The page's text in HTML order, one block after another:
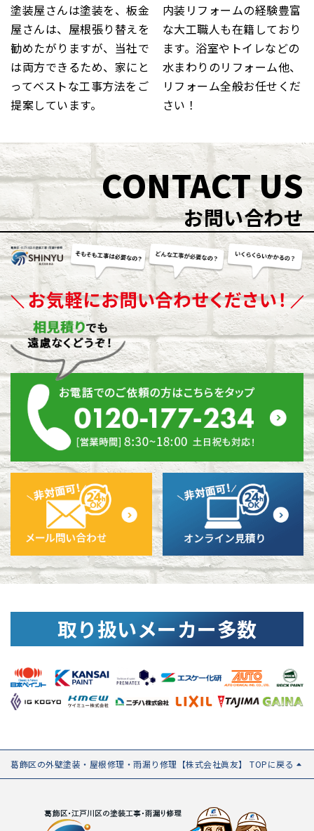
塗装屋さんは塗装を、板金
屋さんは、屋根張り替えを
勧めたがりますが、当社で
は両方できるため、家にと
ってベストな工事方法をご
提案しています。
内装リフォームの経験豊富
な大工職人も在籍しており
ます。浴室やトイレなどの
水まわりのリフォーム他、
リフォーム全般お任せくだ
さい！
CONTACT US
お問い合わせ
取り扱いメーカー多数
葛飾区の外壁塗装・屋根修理・雨漏り修理【株式会社眞友】 TOPに戻る